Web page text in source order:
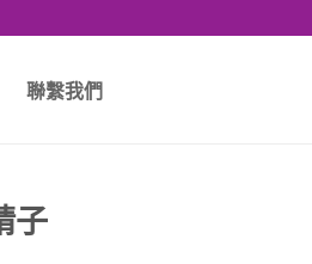
聯繫我們
子